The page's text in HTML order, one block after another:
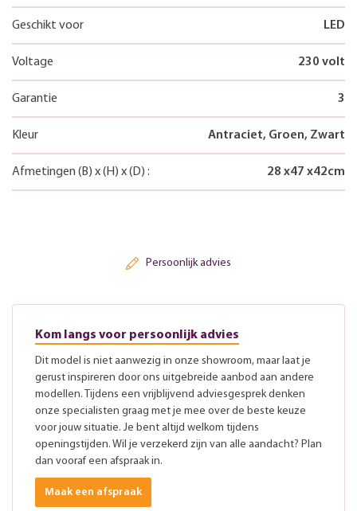
Geschikt voor LED
Voltage 230 volt
Garantie 3
Kleur Antraciet, Groen, Zwart
Afmetingen (B) x(H) x(D) : 28 x47 x42cm
Persoonlijk advies
Kom langs voor persoonlijk advies
Dit model is niet aanwezig in onze showroom, maar laat je
gerust inspireren door ons uitgebreide aanbod aan andere
modellen. Tijdens een vrijblijvend adviesgesprek denken
onze specialisten graag met je mee over de beste keuze
voor jouw situatie. Je bent altijd welkom tijdens
openingstijden. Wil je verzekerd zijn van alle aandacht? Plan
dan vooraf een afspraak in.
Maak een afspraak